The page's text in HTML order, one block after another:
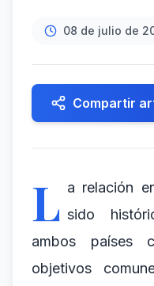
08 de julio de
Compartir
L a relación
sido
ambos países
objetivos